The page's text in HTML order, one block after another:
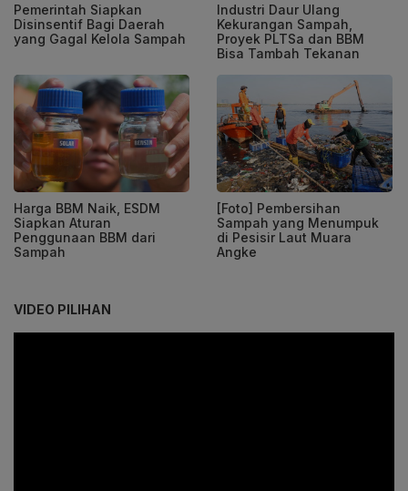
Pemerintah Siapkan
Disinsentif Bagi Daerah
yang Gagal Kelola Sampah
Industri Daur Ulang
Kekurangan Sampah,
Proyek PLTSa dan BBM
Bisa Tambah Tekanan
Harga BBM Naik, ESDM
Siapkan Aturan
Penggunaan BBM dari
Sampah
[Foto] Pembersihan
Sampah yang Menumpuk
di Pesisir Laut Muara
Angke
VIDEO PILIHAN